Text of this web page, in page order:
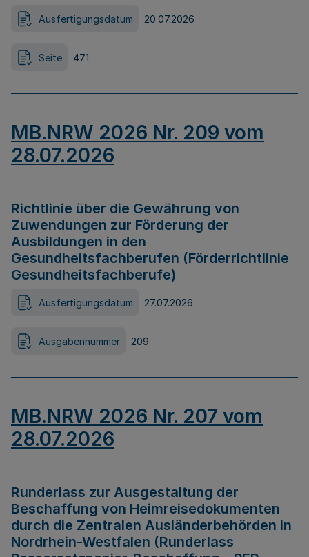
Ausfertigungsdatum 20.07.2026
Seite 471
MB.NRW 2026 Nr. 209 vom
28.07.2026
Richtlinie über die Gewährung von
Zuwendungen zur Förderung der
Ausbildungen in den
Gesundheitsfachberufen (Förderrichtlinie
Gesundheitsfachberufe)
Ausfertigungsdatum 27.07.2026
Ausgabennummer 209
MB.NRW 2026 Nr. 207 vom
28.07.2026
Runderlass zur Ausgestaltung der
Beschaffung von Heimreisedokumenten
durch die Zentralen Ausländerbehörden in
Nordrhein-Westfalen (Runderlass